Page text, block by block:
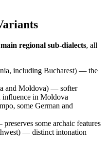
regional sub-dialects, all
including Bucharest) — the
and Moldova) — softer
influence in Moldova
some German and
some archaic features
— distinct intonation